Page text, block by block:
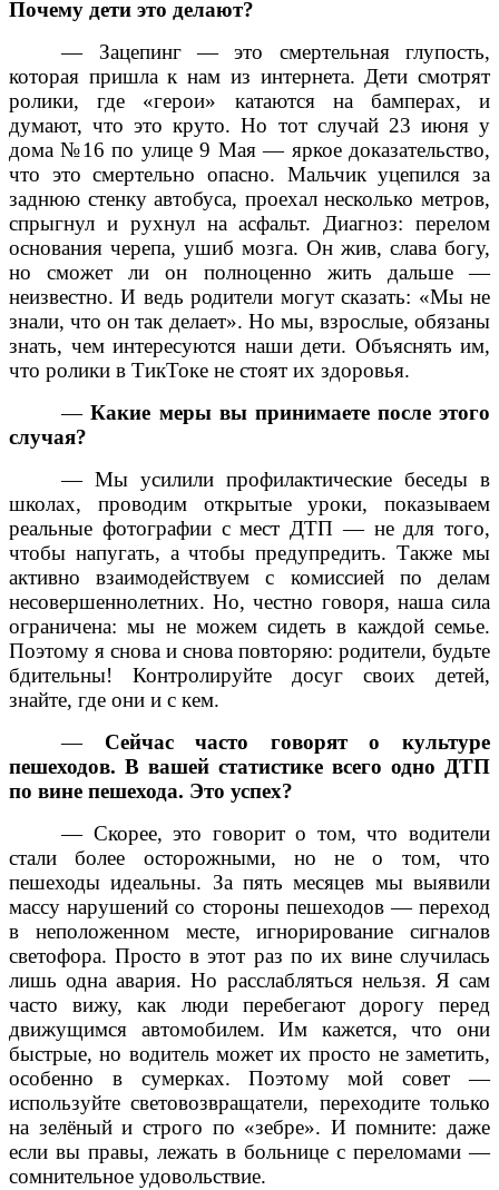
Почему дети это делают?
— Зацепинг — это смертельная глупость,
которая пришла к нам из интернета. Дети смотрят
ролики, где «герои» катаются на бамперах, и
думают, что это круто. Но тот случай 23 июня у
дома №16 по улице 9 Мая — яркое доказательство,
что это смертельно опасно. Мальчик уцепился за
заднюю стенку автобуса, проехал несколько метров,
спрыгнул и рухнул на асфальт. Диагноз: перелом
основания черепа, ушиб мозга. Он жив, слава богу,
но сможет ли он полноценно жить дальше —
неизвестно. И ведь родители могут сказать: «Мы не
знали, что он так делает». Но мы, взрослые, обязаны
знать, чем интересуются наши дети. Объяснять им,
что ролики в ТикТоке не стоят их здоровья.
—Какие меры вы принимаете после этого
случая?
— Мы усилили профилактические беседы в
школах, проводим открытые уроки, показываем
реальные фотографии с мест ДТП — не для того,
чтобы напугать, а чтобы предупредить. Также мы
активно взаимодействуем с комиссией по делам
несовершеннолетних. Но, честно говоря, наша сила
ограничена: мы не можем сидеть в каждой семье.
Поэтому я снова и снова повторяю: родители, будьте
бдительны! Контролируйте досуг своих детей,
знайте, где они и с кем.
— Сейчас часто говорят о культуре
пешеходов. В вашей статистике всего одно ДТП
по вине пешехода. Это успех?
— Скорее, это говорит о том, что водители
стали более осторожными, но не о том, что
пешеходы идеальны. За пять месяцев мы выявили
массу нарушений со стороны пешеходов — переход
в неположенном месте, игнорирование сигналов
светофора. Просто в этот раз по их вине случилась
лишь одна авария. Но расслабляться нельзя. Я сам
часто вижу, как люди перебегают дорогу перед
движущимся автомобилем. Им кажется, что они
быстрые, но водитель может их просто не заметить,
особенно в сумерках. Поэтому мой совет —
используйте световозвращатели, переходите только
на зелёный и строго по «зебре». И помните: даже
если вы правы, лежать в больнице с переломами —
сомнительное удовольствие.